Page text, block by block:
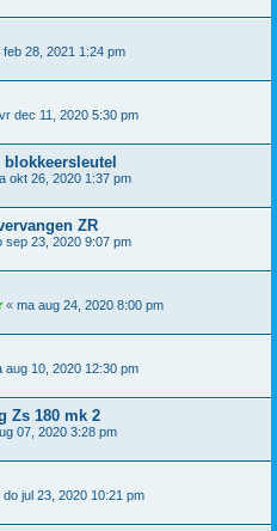
feb 28, 2021 1:24 pm
vr dec 11, 2020 5:30 pm
okt 26, 2020 1:37 pm
ZR
sep 23, 2020 9:07 pm
« ma aug 24, 2020 8:00 pm
aug 10, 2020 12:30 pm
Zs 180 mk 2
07, 2020 3:28 pm
do jul 23, 2020 10:21 pm